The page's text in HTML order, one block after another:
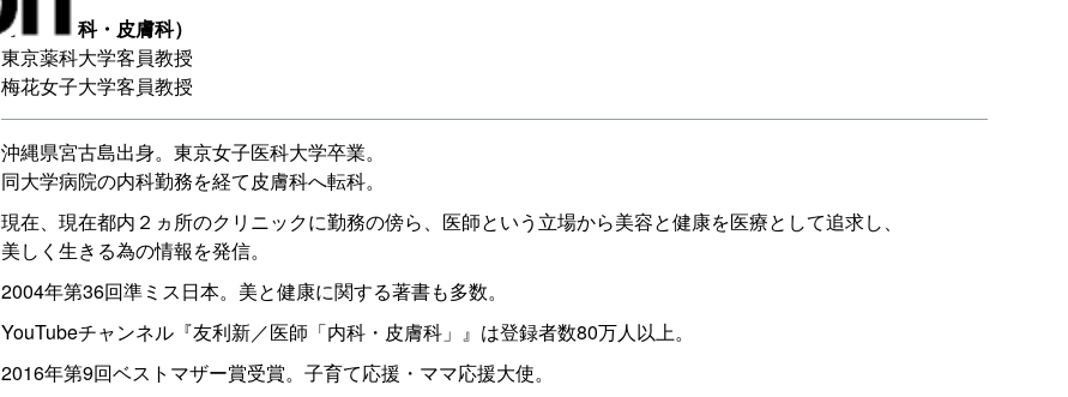
医師（内科・皮膚科）
東京薬科大学客員教授
梅花女子大学客員教授
沖縄県宮古島出身。東京女子医科大学卒業。
同大学病院の内科勤務を経て皮膚科へ転科。
現在、現在都内２ヵ所のクリニックに勤務の傍ら、医師という立場から美容と健康を医療として追求し、
美しく生きる為の情報を発信。
2004年第36回準ミス日本。美と健康に関する著書も多数。
YouTubeチャンネル『友利新／医師「内科・皮膚科」』は登録者数80万人以上。
2016年第9回ベストマザー賞受賞。子育て応援・ママ応援大使。